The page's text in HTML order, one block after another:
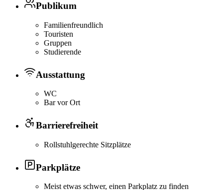
Publikum
Familienfreundlich
Touristen
Gruppen
Studierende
Ausstattung
WC
Bar vor Ort
Barrierefreiheit
Rollstuhlgerechte Sitzplätze
Parkplätze
Meist etwas schwer, einen Parkplatz zu finden